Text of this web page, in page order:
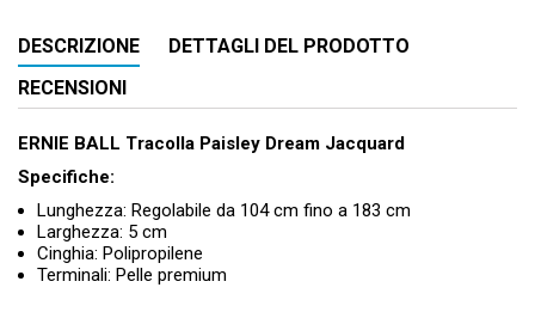
DESCRIZIONE
DETTAGLI DEL PRODOTTO
RECENSIONI
ERNIE BALL Tracolla Paisley Dream Jacquard
Specifiche:
Lunghezza: Regolabile da 104 cm fino a 183 cm
Larghezza: 5 cm
Cinghia: Polipropilene
Terminali: Pelle premium